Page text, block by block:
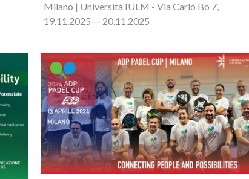
Milano | Università IULM - Via Carlo Bo 7,
19.11.2025 — 20.11.2025